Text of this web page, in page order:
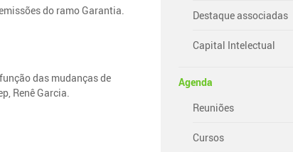
do ramo Garantia.
das mudanças de
Renê Garcia.
Destaque associadas
Capital Intelectual
Agenda
Reuniões
Cursos